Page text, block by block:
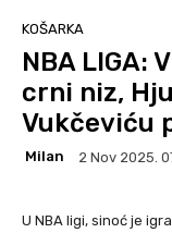
KOŠARKA
NBA LIGA:
crni niz,
Vukčeviću
Milan 2 Nov 2025.
U NBA ligi, sinoć je